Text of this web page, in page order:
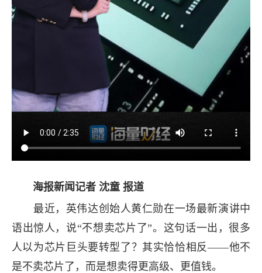
海报新闻记者 沈童 报道
最近，英伟达创始人黄仁勋在一场最新演讲中
语出惊人，说“不想卖芯片了”。这句话一出，很多
人以为芯片巨头要转型了？其实恰恰相反——他不
是不卖芯片了，而是想卖得更高级、更值钱。